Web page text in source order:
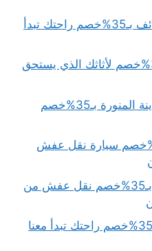
نقل عفش من جدة الى الطائف بـ35%خصم راحتك تبدأ
شركة تخزين اثاث بجدة بـ35%خصم لأثاثك الذي يستحق
نقل عفش من جدة الى المدينة المنورة بـ35%خصم
نقل عفش جدة بـ30%خصم سيارة نقل عفش
شركة نقل عفش خارج جدة بـ35%خصم نقل عفش من
نقل عفش جدة حي الصفا بـ35%خصم راحتك تبدأ معنا